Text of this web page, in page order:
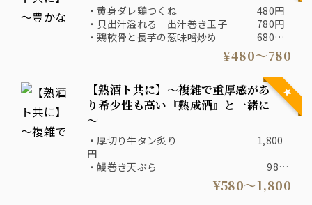
・黄身ダレ鶏つくね 480円
・貝出汁溢れる 出汁巻き玉子 780円
・鶏軟骨と長芋の葱味噌炒め 680円
・鯛味噌ちくわの磯場げ 580円
・大山どりネギマ焼き 580円
・つぶ貝芥子ぬた 580円
¥480〜780
【熟酒ト共に】～複雑で重厚感があ
り希少性も高い『熟成酒』と一緒に
～
・厚切り牛タン炙り 1,800
円
・鰻巻き天ぷら 980
・クリームチーズのたまり醤油漬け 580
¥580〜1,800